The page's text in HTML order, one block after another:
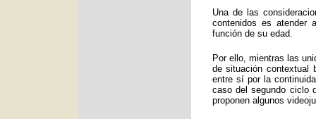
Una de las
contenidos es atender
función de su edad.
Por ello, mientras las
de situación contextual
entre sí por la
caso del segundo ciclo
proponen algunos